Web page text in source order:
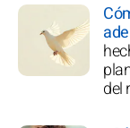
del